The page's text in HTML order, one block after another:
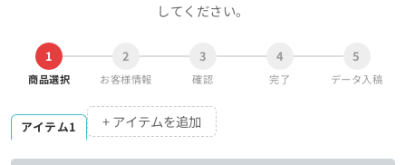
してください。
1
商品選択
2
お客様情報
3
確認
4
完了
5
データ入稿
アイテム1 + アイテムを追加